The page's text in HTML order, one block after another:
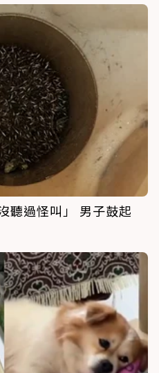
聽過怪叫」 男子鼓起